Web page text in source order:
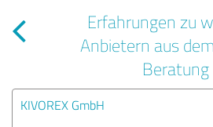
Erfahrungen zu
Anbietern aus
Beratung
KIVOREX GmbH